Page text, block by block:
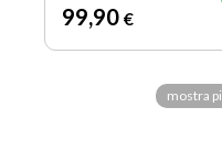
99,90 €
mostra